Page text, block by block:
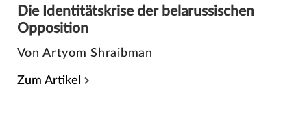
Die Identitätskrise der belarussischen
Opposition
Von Artyom Shraibman
Zum Artikel